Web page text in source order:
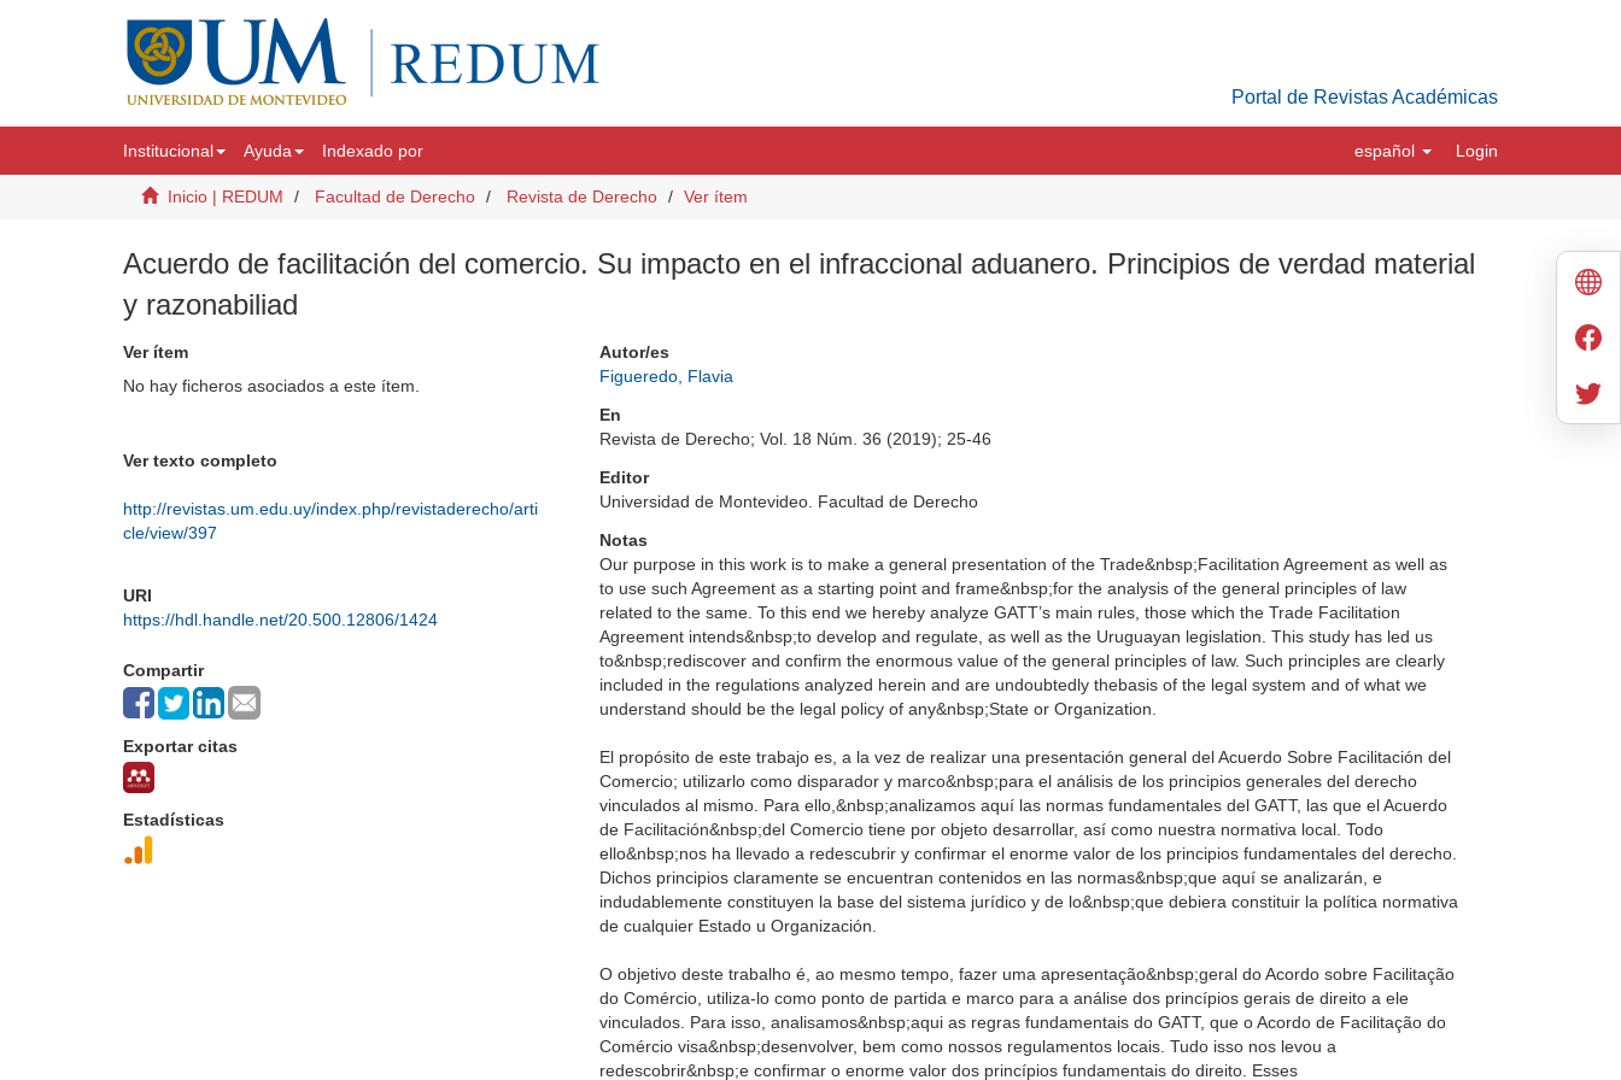
Portal de Revistas Académicas
Institucional Ayuda Indexado por español Login
Inicio | REDUM Facultad de Derecho Revista de Derecho Ver ítem
Acuerdo de facilitación del comercio. Su impacto en el infraccional aduanero. Principios de verdad material
y razonabiliad
Ver ítem
No hay ficheros asociados a este ítem.
Ver texto completo
http://revistas.um.edu.uy/index.php/revistaderecho/arti
cle/view/397
URI
https://hdl.handle.net/20.500.12806/1424
Compartir
Exportar citas
Estadísticas
Autor/es
Figueredo, Flavia
En
Revista de Derecho; Vol. 18 Núm. 36 (2019); 25-46
Editor
Universidad de Montevideo. Facultad de Derecho
Notas
Our purpose in this work is to make a general presentation of the Trade&nbsp;Facilitation Agreement as well as
to use such Agreement as a starting point and frame&nbsp;for the analysis of the general principles of law
related to the same. To this end we hereby analyze GATT’s main rules, those which the Trade Facilitation
Agreement intends&nbsp;to develop and regulate, as well as the Uruguayan legislation. This study has led us
to&nbsp;rediscover and confirm the enormous value of the general principles of law. Such principles are clearly
included in the regulations analyzed herein and are undoubtedly thebasis of the legal system and of what we
understand should be the legal policy of any&nbsp;State or Organization.
El propósito de este trabajo es, a la vez de realizar una presentación general del Acuerdo Sobre Facilitación del
Comercio; utilizarlo como disparador y marco&nbsp;para el análisis de los principios generales del derecho
vinculados al mismo. Para ello,&nbsp;analizamos aquí las normas fundamentales del GATT, las que el Acuerdo
de Facilitación&nbsp;del Comercio tiene por objeto desarrollar, así como nuestra normativa local. Todo
ello&nbsp;nos ha llevado a redescubrir y confirmar el enorme valor de los principios fundamentales del derecho.
Dichos principios claramente se encuentran contenidos en las normas&nbsp;que aquí se analizarán, e
indudablemente constituyen la base del sistema jurídico y de lo&nbsp;que debiera constituir la política normativa
de cualquier Estado u Organización.
O objetivo deste trabalho é, ao mesmo tempo, fazer uma apresentação&nbsp;geral do Acordo sobre Facilitação
do Comércio, utiliza-lo como ponto de partida e marco para a análise dos princípios gerais de direito a ele
vinculados. Para isso, analisamos&nbsp;aqui as regras fundamentais do GATT, que o Acordo de Facilitação do
Comércio visa&nbsp;desenvolver, bem como nossos regulamentos locais. Tudo isso nos levou a
redescobrir&nbsp;e confirmar o enorme valor dos princípios fundamentais do direito. Esses